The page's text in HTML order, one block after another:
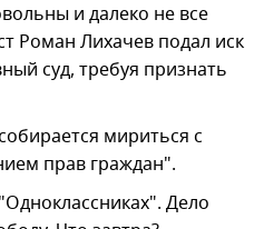
и далеко не все
Роман Лихачев подал иск
суд, требуя признать
мириться с
прав граждан".
Дело